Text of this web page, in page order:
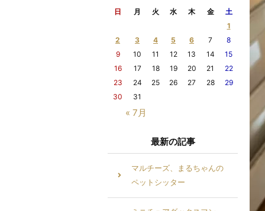
日 月 火 水 木 金 土
« 7月
1
2
3 4 5 6 7
8
9
10 11 12 13 14
15
16
17 18 19 20 21
22
23
24 25 26 27 28
29
30
31
最新の記事
マルチーズ、まるちゃんの
ペットシッター